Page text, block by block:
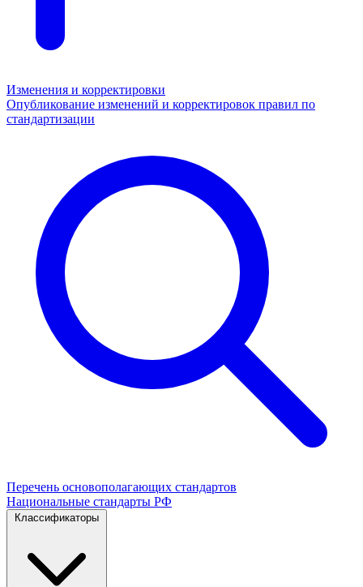
Изменения и корректировки
Опубликование изменений и корректировок правил по
стандартизации
Перечень основополагающих стандартов
Национальные стандарты РФ
Классификаторы